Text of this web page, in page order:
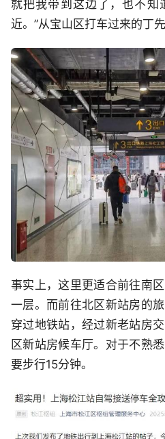
就把我带到这边了，也不知
近。”从宝山区打车过来的丁先
事实上，这里更适合前往南
一层。而前往北区新站房的
穿过地铁站，经过新老站房
区新站房候车厅。对于不熟
要步行15分钟。